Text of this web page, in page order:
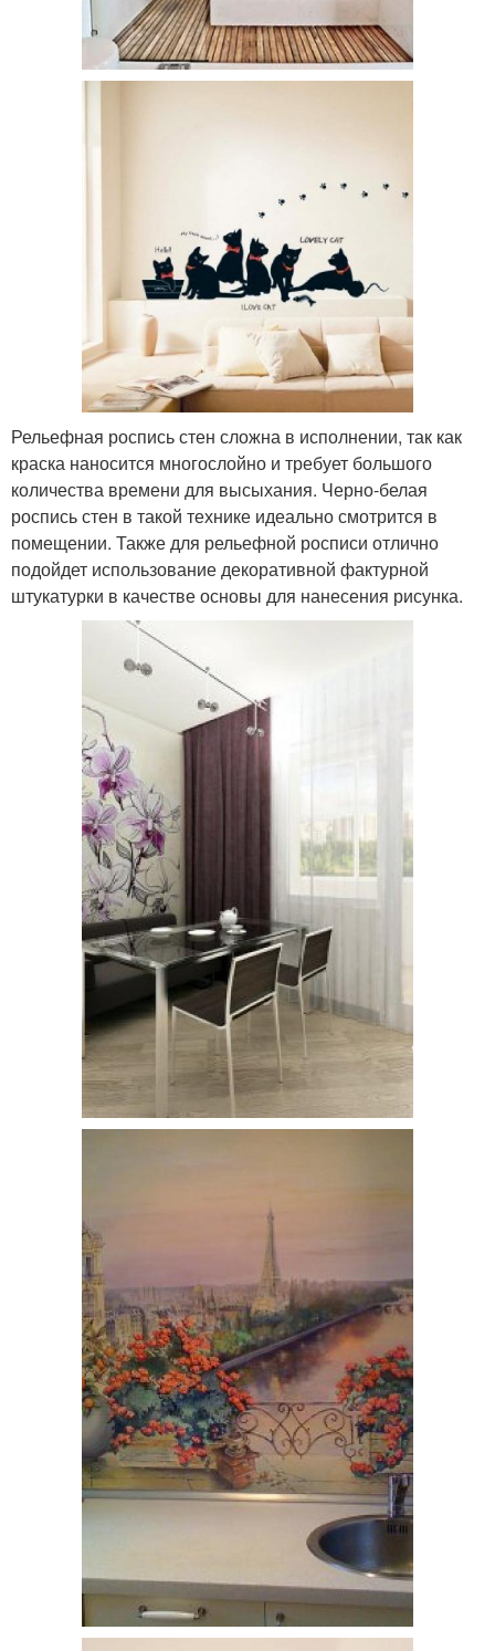
Рельефная роспись стен сложна в исполнении, так как
краска наносится многослойно и требует большого
количества времени для высыхания. Черно-белая
роспись стен в такой технике идеально смотрится в
помещении. Также для рельефной росписи отлично
подойдет использование декоративной фактурной
штукатурки в качестве основы для нанесения рисунка.